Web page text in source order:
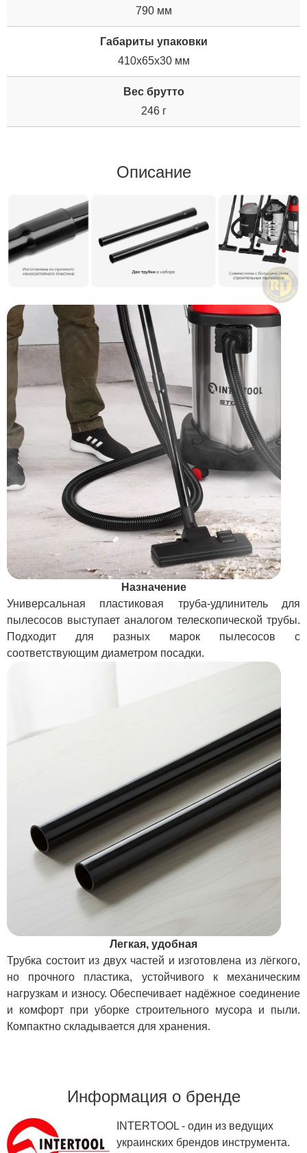
790 мм
Габариты упаковки
410x65x30 мм
Вес брутто
246 г
Описание
Назначение
Универсальная пластиковая труба-удлинитель для
пылесосов выступает аналогом телескопической трубы.
Подходит для разных марок пылесосов с
соответствующим диаметром посадки.
Легкая, удобная
Трубка состоит из двух частей и изготовлена из лёгкого,
но прочного пластика, устойчивого к механическим
нагрузкам и износу. Обеспечивает надёжное соединение
и комфорт при уборке строительного мусора и пыли.
Компактно складывается для хранения.
Информация о бренде
INTERTOOL - один из ведущих
украинских брендов инструмента.